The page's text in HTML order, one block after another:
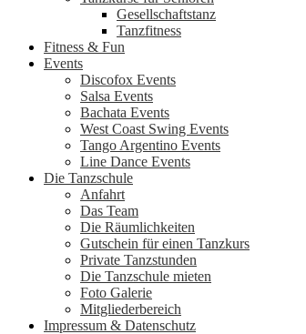
Gesellschaftstanz
Tanzfitness
Fitness & Fun
Events
Discofox Events
Salsa Events
Bachata Events
West Coast Swing Events
Tango Argentino Events
Line Dance Events
Die Tanzschule
Anfahrt
Das Team
Die Räumlichkeiten
Gutschein für einen Tanzkurs
Private Tanzstunden
Die Tanzschule mieten
Foto Galerie
Mitgliederbereich
Impressum & Datenschutz